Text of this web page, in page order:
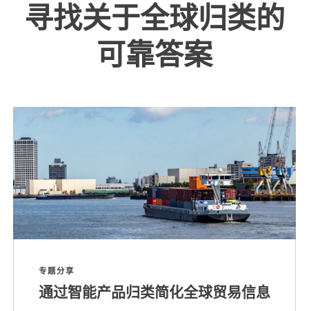
寻找关于全球归类的
可靠答案
专题分享
通过智能产品归类简化全球贸易信息